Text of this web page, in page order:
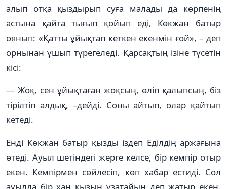
алып отқа қыздырып суға малады да көрпенің
астына қайта тығып қойып еді, Көкжан батыр
оянып: «Қатты ұйықтап кеткен екенмін ғой», – деп
орнынан ұшып түрегеледі. Қарсақтың ізіне түсетін
кісі:
— Жоқ, сен ұйықтаған жоқсың, өліп қалыпсың, біз
тірілтіп алдық, –дейді. Соны айтып, олар қайтып
кетеді.
Енді Көкжан батыр қызды іздеп Еділдің аржағына
өтеді. Ауыл шетіндегі жерге келсе, бір кемпір отыр
екен. Кемпірмен сөйлесіп, көп хабар естиді. Сол
ауылда бір хан қызын ұзатайын деп жатыр екен.